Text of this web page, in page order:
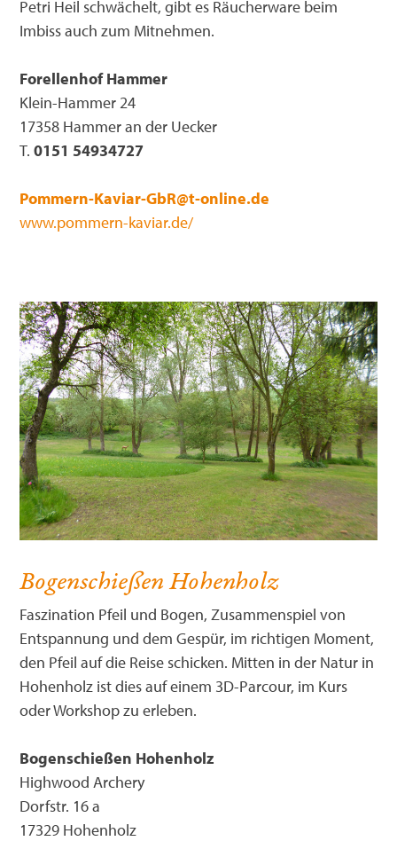
Petri Heil schwächelt, gibt es Räucherware beim
Imbiss auch zum Mitnehmen.
Forellenhof Hammer
Klein-Hammer 24
17358 Hammer an der Uecker
T.0151 54934727
Pommern-Kaviar-GbR@t-online.de
www.pommern-kaviar.de/
Bogenschießen Hohenholz
Faszination Pfeil und Bogen, Zusammenspiel von
Entspannung und dem Gespür, im richtigen Moment,
den Pfeil auf die Reise schicken. Mitten in der Natur in
Hohenholz ist dies auf einem 3D-Parcour, im Kurs
oder Workshop zu erleben.
Bogenschießen Hohenholz
Highwood Archery
Dorfstr. 16 a
17329 Hohenholz